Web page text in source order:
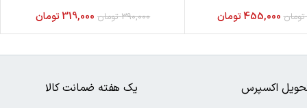
تومان 455,000تومان 390,000 تومان 319,000تومان
اکسپرس یک هفته ضمانت کالا